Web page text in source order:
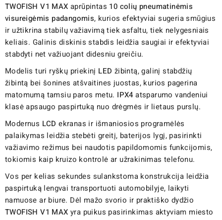
TWOFISH V1 MAX aprūpintas 10 colių pneumatinėmis
visureigėmis padangomis, kurios efektyviai sugeria smūgius
ir užtikrina stabilų važiavimą tiek asfaltu, tiek nelygesniais
keliais. Galinis diskinis stabdis leidžia saugiai ir efektyviai
stabdyti net važiuojant didesniu greičiu.
Modelis turi ryškų priekinį LED žibintą, galinį stabdžių
žibintą bei šonines atšvaitines juostas, kurios pagerina
matomumą tamsiu paros metu. IPX4 atsparumo vandeniui
klasė apsaugo paspirtuką nuo drėgmės ir lietaus purslų.
Modernus LCD ekranas ir išmaniosios programėlės
palaikymas leidžia stebėti greitį, baterijos lygį, pasirinkti
važiavimo režimus bei naudotis papildomomis funkcijomis,
tokiomis kaip kruizo kontrolė ar užrakinimas telefonu.
Vos per kelias sekundes sulankstoma konstrukcija leidžia
paspirtuką lengvai transportuoti automobilyje, laikyti
namuose ar biure. Dėl mažo svorio ir praktiško dydžio
TWOFISH V1 MAX yra puikus pasirinkimas aktyviam miesto